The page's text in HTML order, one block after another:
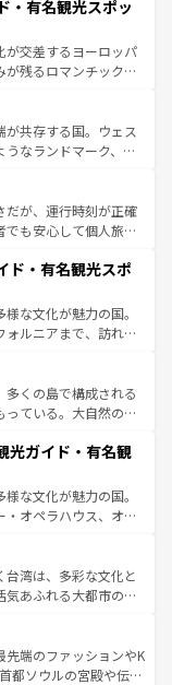
な宮殿、歴史的な大
然が、訪れる者を心
食の国としても知ら
遺産にも登録されて
しみ方が可能だ。さ
れており、どの街角に
パリ以外の個性あふ
・有名観光スポッ
が交差するヨーロッパ
残るロマンチック街
きることがない。ベ
アルプスの絶景、そ
風景は必見。ビール
お、新着の
してほしい。
共存する国。ウェス
なランドマーク、歴
優雅なアフタヌーン
英国パブ、サッカー観
豊富。イギリスを旅
だが、運行時刻が正確
も安心して個人旅行
らではのユニークな
く町歩きも満喫する
物価も高いが、旅行
り、うまく活用すれ
ド・有名観光スポ
な文化が魅力の国。
ルニアまで、訪れる
ング、エンターテイ
だ。一方、アメリカ
キャニオンやイエロー
食が融合した独特の
域で異なる魅力を楽
を感じることができ
車の旅も、アメリカ
くの島で構成される
ている。大自然の神
光地といえばオアフ
イ島やカウアイ島が
海をはじめ、豊かな
スピリット」と呼ば
イアンミュージッ
がハワイの魅力を彩
感動が待っているハ
光ガイド・有名観
な文化が魅力の国。
オペラハウス、オー
ルル（エアーズロッ
アンズの熱帯雨林な
ェやワイン、オージ
、サーフィンやダイ
ア好きにはたまらな
存分に味わいつくそ
湾は、多彩な文化と
あふれる大都市の台
部など、都市の喧騒
れる人に新しい発見と
い台湾の食文化も魅
先端のファッションやK
都ソウルの宮殿や伝統